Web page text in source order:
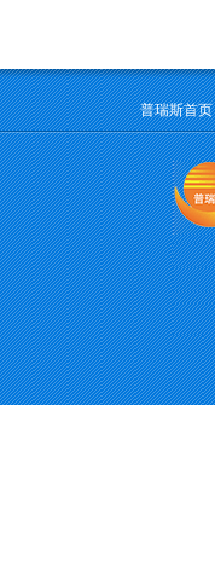
普瑞斯首页